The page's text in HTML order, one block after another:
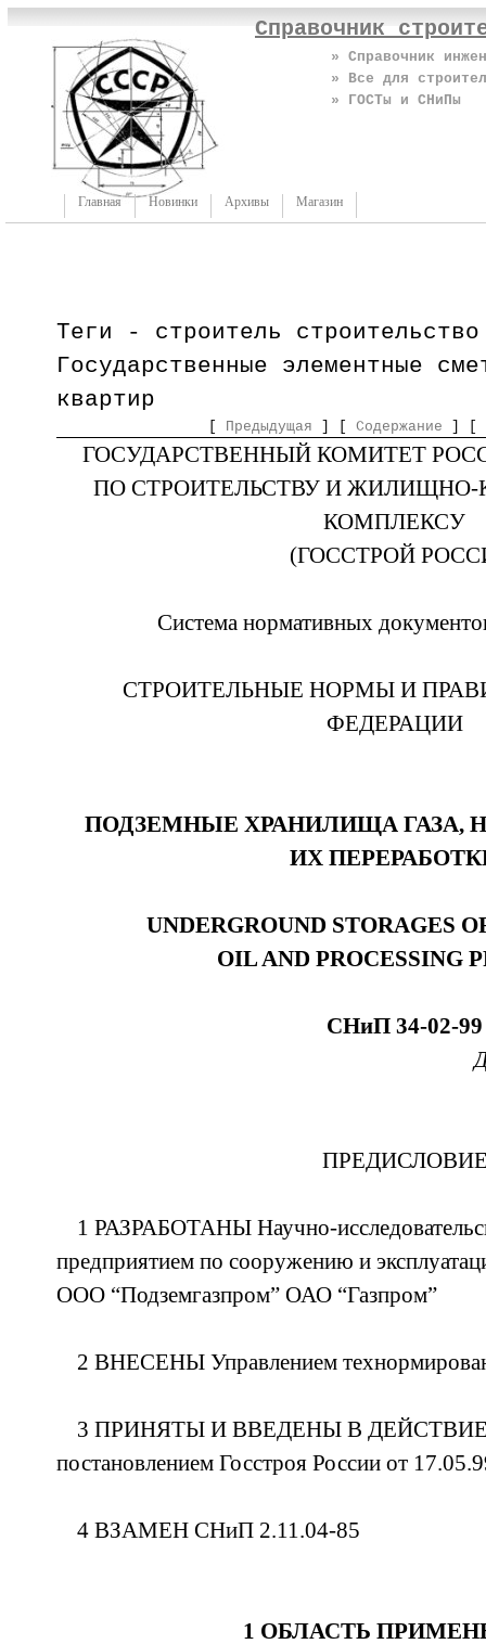
Справочник
» Справочник
» Все для
» ГОСТы и СНиПы
Главная Новинки Архивы Магазин
Теги - строитель
Государственные элементные
квартир
Предыдущая Содержание
ГОСУДАРСТВЕННЫЙ КОМИТЕТ
ПО СТРОИТЕЛЬСТВУ И
КОМПЛЕКСУ
(ГОССТРОЙ
Система нормативных
СТРОИТЕЛЬНЫЕ НОРМЫ И
ФЕДЕРАЦИИ
ПОДЗЕМНЫЕ ХРАНИЛИЩА ГАЗА,
ИХ
UNDERGROUND STORAGES
OIL AND PROCESSING
СНиП 34-02-99
1 РАЗРАБОТАНЫ Научно-
предприятием по сооружению и
ООО “Подземгазпром” ОАО “Газпром”
2 ВНЕСЕНЫ Управлением
3 ПРИНЯТЫ И ВВЕДЕНЫ В ДЕЙСТВИЕ с
постановлением Госстроя России от
4 ВЗАМЕН СНиП 2.11.04-85
1 ОБЛАСТЬ